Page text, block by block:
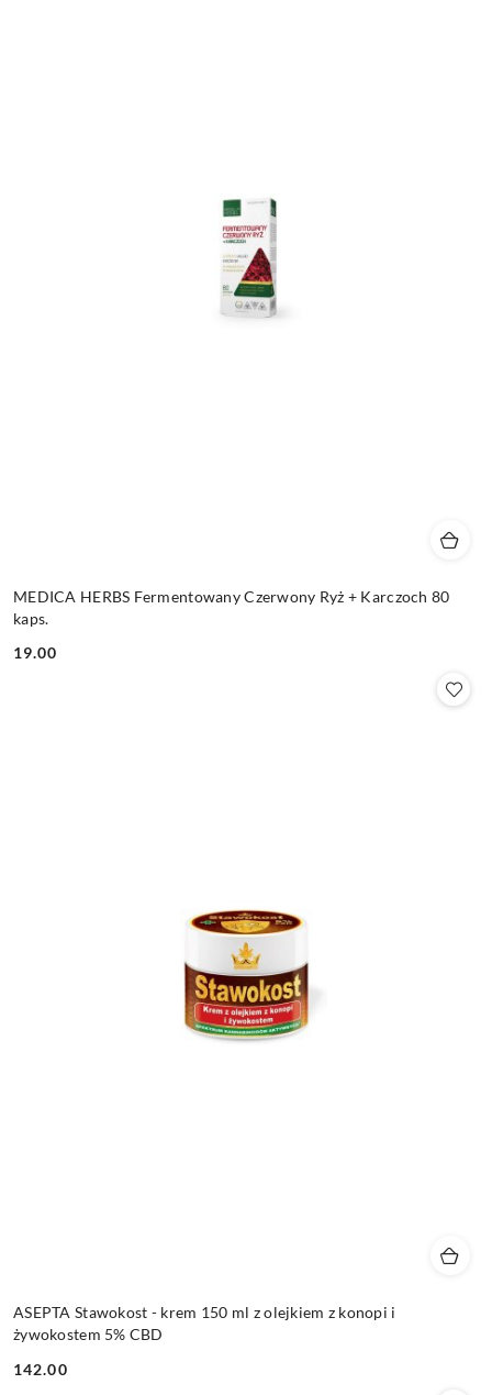
MEDICA HERBS Fermentowany Czerwony Ryż + Karczoch 80
kaps.
Cena:
19.00
ASEPTA Stawokost - krem 150 ml z olejkiem z konopi i
żywokostem 5% CBD
Cena:
142.00